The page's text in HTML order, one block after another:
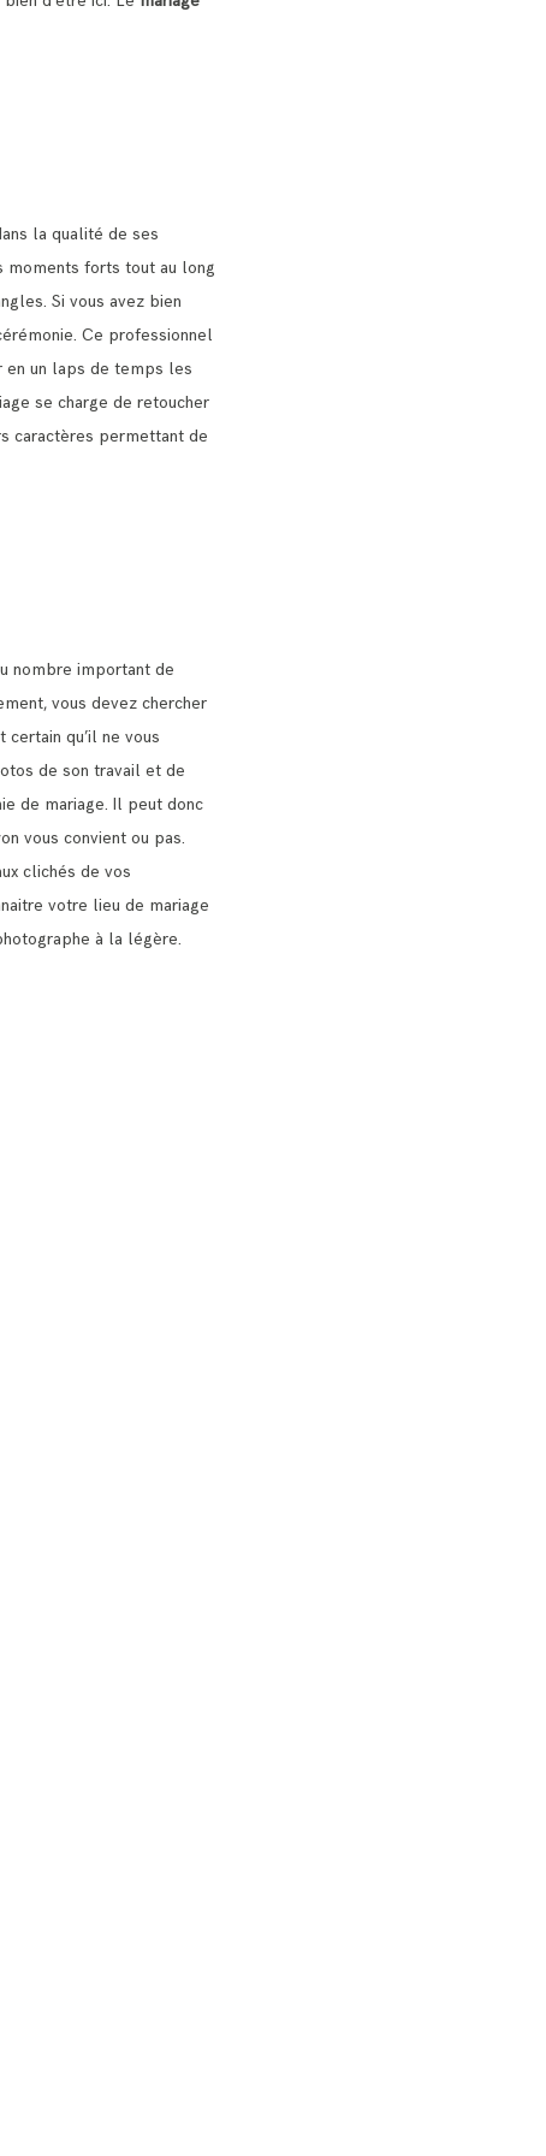
la qualité de ses
moments forts tout au long
Si vous avez bien
Ce professionnel
en un laps de temps les
se charge de retoucher
caractères permettant de
nombre important de
vous devez chercher
qu’il ne vous
de son travail et de
de mariage. Il peut donc
vous convient ou pas.
clichés de vos
votre lieu de mariage
à la légère.